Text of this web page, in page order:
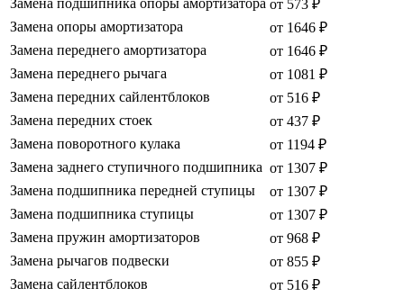
Замена подшипника опоры амортизатора от 573 ₽
Замена опоры амортизатора
от 1646 ₽
Замена переднего амортизатора
от 1646 ₽
Замена переднего рычага
от 1081 ₽
Замена передних сайлентблоков
от 516 ₽
Замена передних стоек
от 437 ₽
Замена поворотного кулака
от 1194 ₽
Замена заднего ступичного подшипника от 1307 ₽
Замена подшипника передней ступицы
от 1307 ₽
Замена подшипника ступицы
от 1307 ₽
Замена пружин амортизаторов
от 968 ₽
Замена рычагов подвески
от 855 ₽
Замена сайлентблоков
от 516 ₽